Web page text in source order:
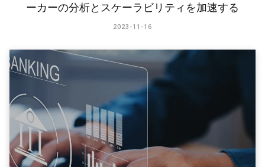
ーカーの分析とスケーラビリティを加速する
2023-11-16